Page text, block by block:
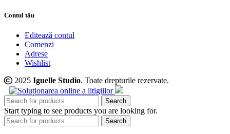
Contul tău
Editează contul
Comenzi
Adrese
Wishlist
2025 Iguelle Studio. Toate drepturile rezervate.
Search
Start typing to see products you are looking for.
Search